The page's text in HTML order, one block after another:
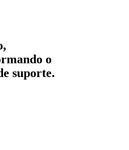
o
suporte.